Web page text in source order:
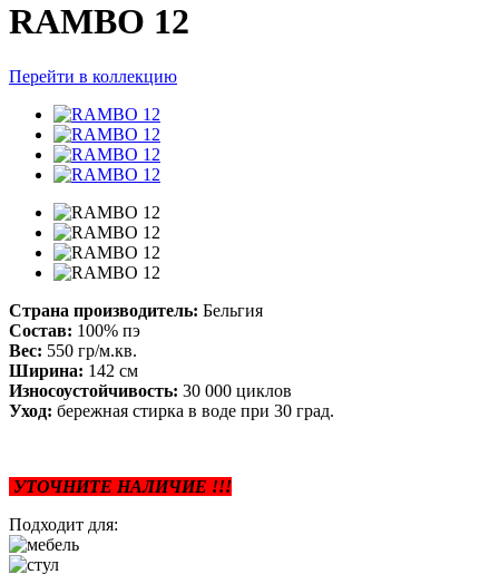
RAMBO 12
Перейти в коллекцию
Страна производитель: Бельгия
Состав: 100% пэ
Вес: 550 гр/м.кв.
Ширина: 142 см
Износоустойчивость: 30 000 циклов
Уход: бережная стирка в воде при 30 град.
УТОЧНИТЕ НАЛИЧИЕ !!!
Подходит для: